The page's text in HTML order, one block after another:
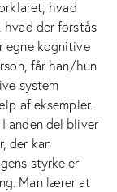
hvad
hvad der forstås
egne kognitive
får han/hun
system
af eksempler.
anden del bliver
der kan
styrke er
Man lærer at